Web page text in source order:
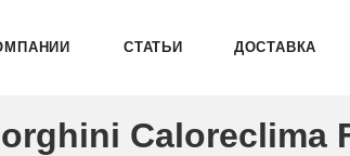
СТАТЬИ ДОСТАВКА
Caloreclima